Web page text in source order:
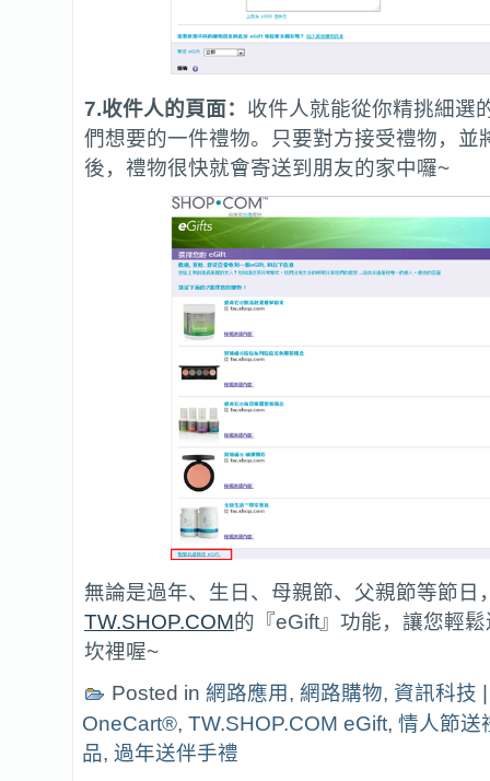
7.收件人的頁面： 收件人就能從你精挑細選
們想要的一件禮物。只要對方接受禮物，並
後，禮物很快就會寄送到朋友的家中囉~
無論是過年、生日、母親節、父親節等節日
TW.SHOP.COM的『eGift』功能，讓您輕
坎裡喔~
Posted in 網路應用 , 網路購物, 資訊科技
OneCart®, TW.SHOP.COM eGift, 情人節送
品, 過年送伴手禮